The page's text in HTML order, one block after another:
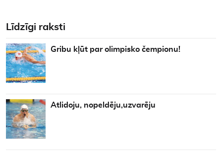
Līdzīgi raksti
Gribu kļūt par olimpisko čempionu!
Atlidoju, nopeldēju,uzvarēju